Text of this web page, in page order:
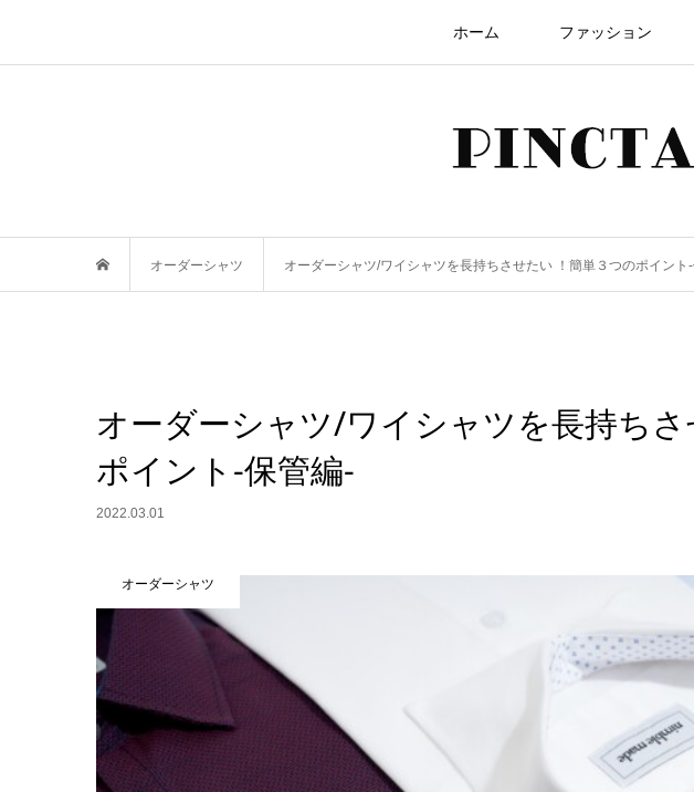
ホーム ファッション
オーダーシャツ オーダーシャツ/ワイシャツを長持ちさせたい ！簡単３つのポイント
オーダーシャツ/ワイシャツを長持ち
ポイント-保管編-
2022.03.01
オーダーシャツ